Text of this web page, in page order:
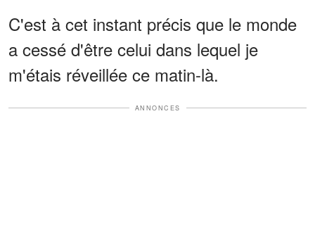
C'est à cet instant précis que le monde
a cessé d'être celui dans lequel je
m'étais réveillée ce matin-là.
ANNONCES